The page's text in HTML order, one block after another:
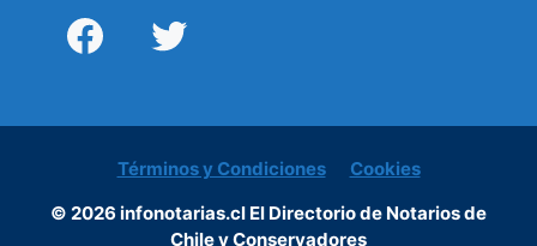
Términos y Condiciones
Cookies
© 2026 infonotarias.cl El Directorio de Notarios de
Chile y Conservadores